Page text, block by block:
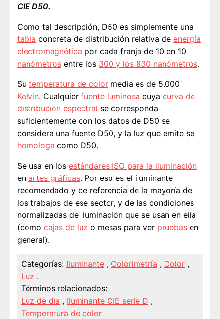
CIE D50.
Como tal descripción, D50 es simplemente una
tabla concreta de distribución relativa de energía
electromagnética por cada franja de 10 en 10
nanómetros entre los 300 y los 830 nanómetros.
Su temperatura de color media es de 5.000
Kelvin. Cualquier fuente luminosa cuya curva de
distribución espectral se corresponda
suficientemente con los datos de D50 se
considera una fuente D50, y la luz que emite se
homologa como D50.
Se usa en los estándares ISO para la iluminación
en artes gráficas. Por eso es el iluminante
recomendado y de referencia de la mayoría de
los trabajos de ese sector, y de las condiciones
normalizadas de iluminación que se usan en ella
(como cajas de luz o mesas para ver pruebas en
general).
Categorías: Iluminante , Colorimetría , Color ,
Luz .
Términos relacionados:
Luz de día , Iluminante CIE serie D ,
Temperatura de color